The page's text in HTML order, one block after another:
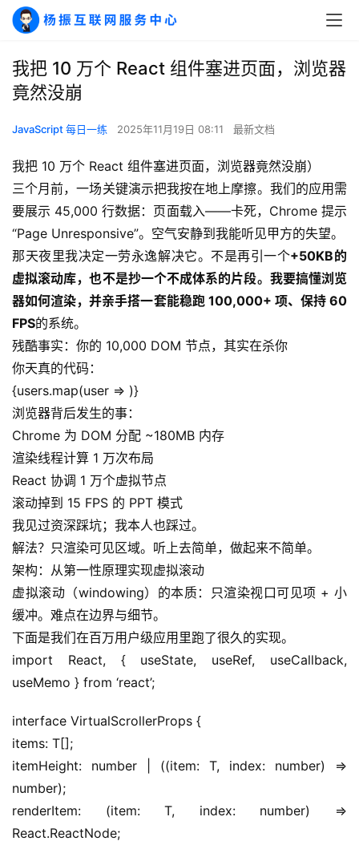
我把 10 万个 React 组件塞进页面，浏览器
竟然没崩
JavaScript 每日一练 2025年11月19日 08:11 最新文档
我把 10 万个 React 组件塞进页面，浏览器竟然没崩）
三个月前，一场关键演示把我按在地上摩擦。我们的应用需
要展示 45,000 行数据：页面载入——卡死，Chrome 提示
“Page Unresponsive”。空气安静到我能听见甲方的失望。
那天夜里我决定一劳永逸解决它。不是再引一个+50KB的
虚拟滚动库，也不是抄一个不成体系的片段。我要搞懂浏览
器如何渲染，并亲手搭一套能稳跑 100,000+ 项、保持 60
FPS的系统。
残酷事实：你的 10,000 DOM 节点，其实在杀你
你天真的代码：
{users.map(user => )}
浏览器背后发生的事：
Chrome 为 DOM 分配 ~180MB 内存
渲染线程计算 1 万次布局
React 协调 1 万个虚拟节点
滚动掉到 15 FPS 的 PPT 模式
我见过资深踩坑；我本人也踩过。
解法？只渲染可见区域。听上去简单，做起来不简单。
架构：从第一性原理实现虚拟滚动
虚拟滚动（windowing）的本质：只渲染视口可见项 + 小
缓冲。难点在边界与细节。
下面是我们在百万用户级应用里跑了很久的实现。
import React, { useState, useRef, useCallback,
useMemo } from ‘react’;
interface VirtualScrollerProps {
items: T[];
itemHeight: number | ((item: T, index: number) =>
number);
renderItem: (item: T, index: number) =>
React.ReactNode;